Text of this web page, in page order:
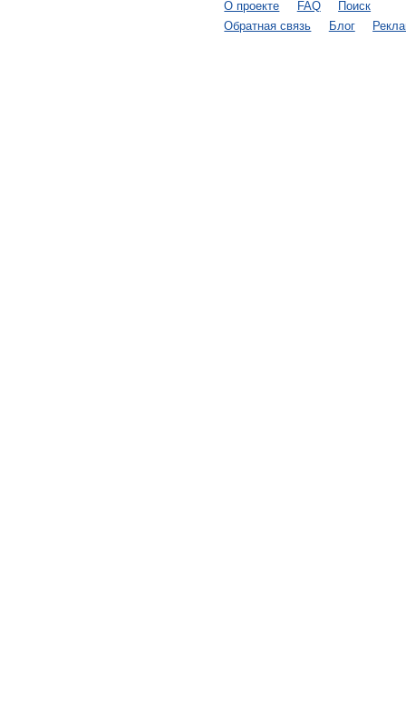
О проекте FAQ
Поиск
Обратная связь
Блог